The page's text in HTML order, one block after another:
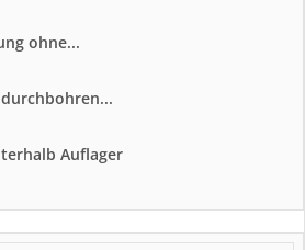
ohne...
Auflager